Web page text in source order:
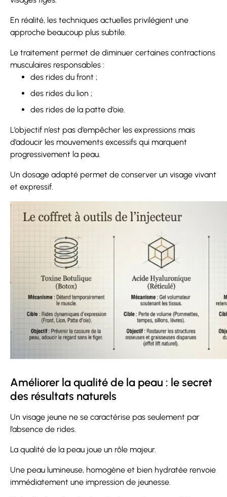
En réalité, les techniques actuelles privilégient une
approche beaucoup plus subtile.
Le traitement permet de diminuer certaines contractions
musculaires responsables :
des rides du front ;
des rides du lion ;
des rides de la patte d’oie.
L’objectif n’est pas d’empêcher les expressions mais
d’adoucir les mouvements excessifs qui marquent
progressivement la peau.
Un dosage adapté permet de conserver un visage vivant
et expressif.
Améliorer la qualité de la peau : le secret
des résultats naturels
Un visage jeune ne se caractérise pas seulement par
l’absence de rides.
La qualité de la peau joue un rôle majeur.
Une peau lumineuse, homogène et bien hydratée renvoie
immédiatement une impression de jeunesse.